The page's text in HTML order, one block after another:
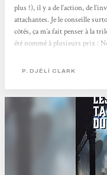
plus !), il y a de l’action, de
attachantes. Je le conseille
côtés, ça m’a fait penser à la
été nommé à plusieurs prix :
Fantasy du meilleur roman
P. DJÈLÍ CLARK